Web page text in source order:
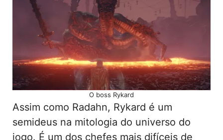
O boss Rykard
Assim como Radahn, Rykard é um
semideus na mitologia do universo do
jogo. É um dos chefes mais difíceis de